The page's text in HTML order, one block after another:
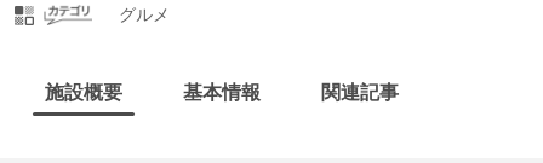
グルメ
施設概要 基本情報 関連記事